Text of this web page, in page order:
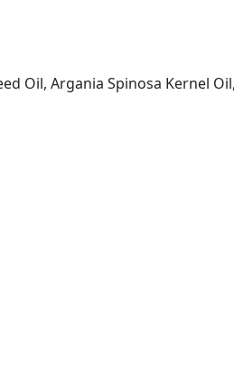
Oil, Argania Spinosa Kernel